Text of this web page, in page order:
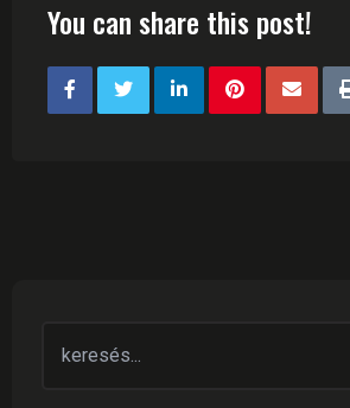
You can share this post!
for: